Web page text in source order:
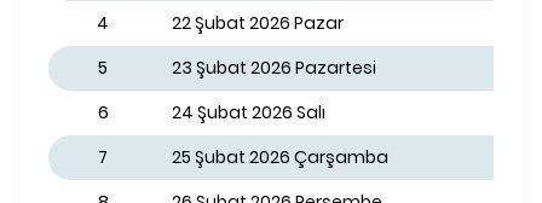
4
22 Şubat 2026 Pazar
5
23 Şubat 2026 Pazartesi
6
24 Şubat 2026 Salı
7
25 Şubat 2026 Çarşamba